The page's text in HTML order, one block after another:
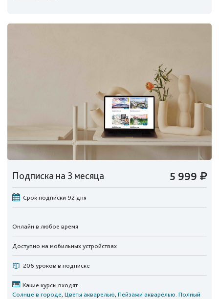
Подписка на 3 месяца 5 999
Срок подписки 92 дня
Онлайн в любое время
Доступно на мобильных устройствах
206 уроков в подписке
Какие курсы входят:
Солнце в городе, Цветы акварелью, Пейзажи акварелью. Полный